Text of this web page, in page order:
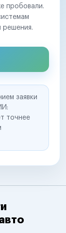
пробовали.
решения.
заявки
точнее